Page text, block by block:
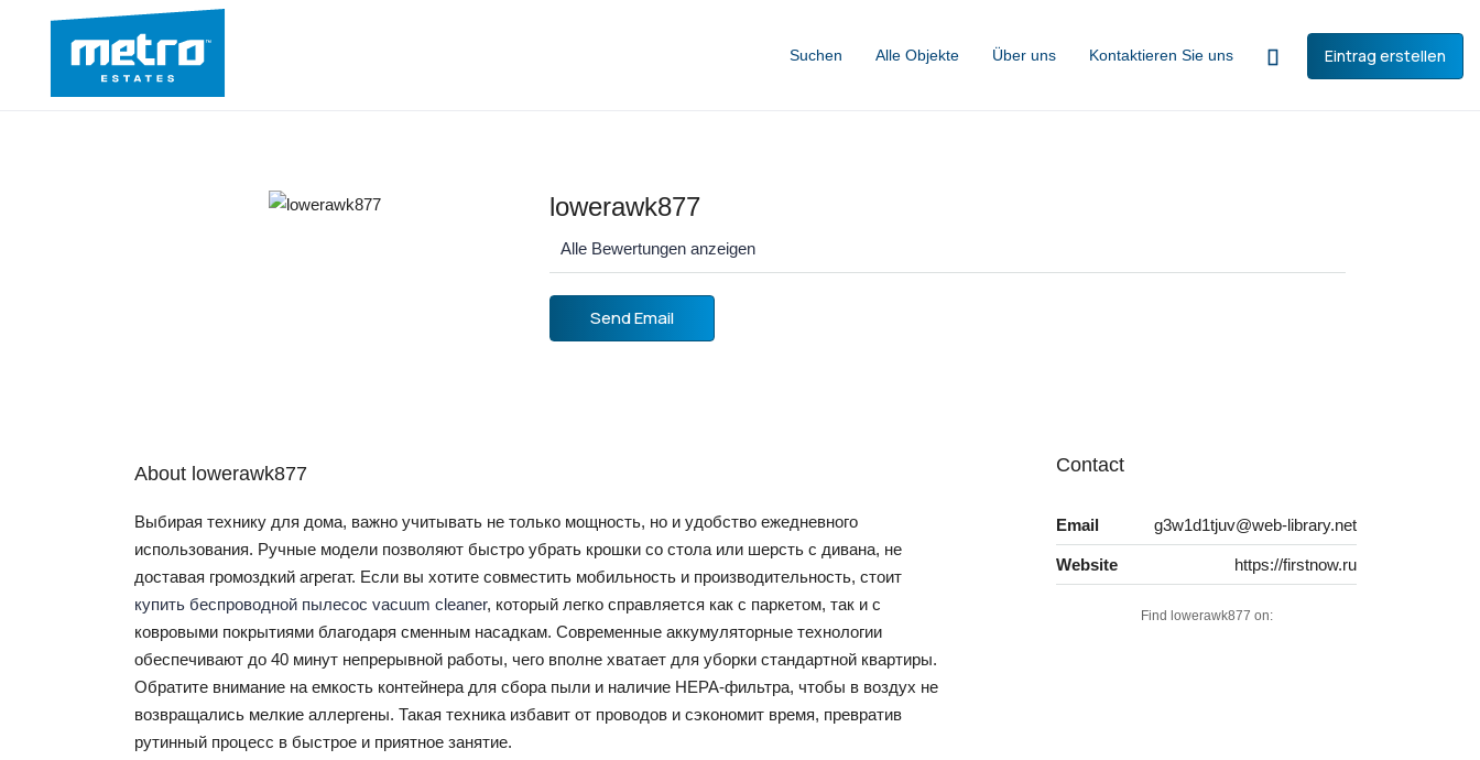
Suchen Alle Objekte Über uns Kontaktieren Sie uns Eintrag erstellen
lowerawk877
Alle Bewertungen anzeigen
Send Email
About lowerawk877
Выбирая технику для дома, важно учитывать не только мощность, но и удобство ежедневного
использования. Ручные модели позволяют быстро убрать крошки со стола или шерсть с дивана, не
доставая громоздкий агрегат. Если вы хотите совместить мобильность и производительность, стоит
купить беспроводной пылесос vacuum cleaner, который легко справляется как с паркетом, так и с
ковровыми покрытиями благодаря сменным насадкам. Современные аккумуляторные технологии
обеспечивают до 40 минут непрерывной работы, чего вполне хватает для уборки стандартной квартиры.
Обратите внимание на емкость контейнера для сбора пыли и наличие HEPA-фильтра, чтобы в воздух не
возвращались мелкие аллергены. Такая техника избавит от проводов и сэкономит время, превратив
рутинный процесс в быстрое и приятное занятие.
Contact
Email g3w1d1tjuv@web-library.net
Website https://firstnow.ru
Find lowerawk877 on: